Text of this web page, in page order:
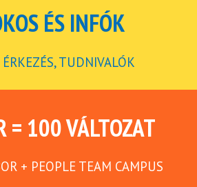
ÉS INFÓK
TUDNIVALÓK
= 100 VÁLTOZAT
+ PEOPLE TEAM CAMPUS